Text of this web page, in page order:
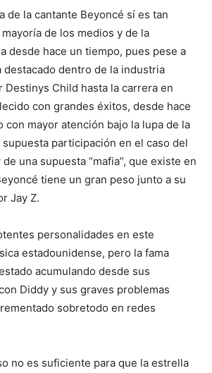
de la cantante Beyoncé sí es tan
de los medios y de la
desde hace un tiempo, pues pese a
destacado dentro de la industria
Destinys Child hasta la carrera en
con grandes éxitos, desde hace
con mayor atención bajo la lupa de la
participación en el caso del
una supuesta “mafia”, que existe en
tiene un gran peso junto a su
Jay Z.
personalidades en este
estadounidense, pero la fama
acumulando desde sus
Diddy y sus graves problemas
sobretodo en redes
no es suficiente para que la estrella